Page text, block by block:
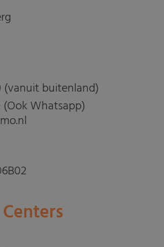
(vanuit buitenland)
Whatsapp)